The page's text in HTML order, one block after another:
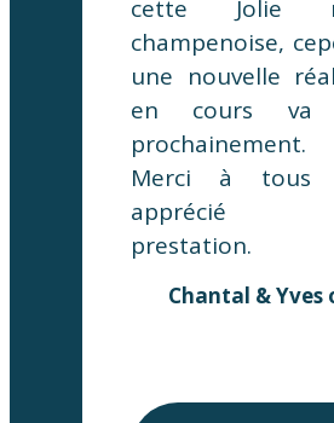
cette Jolie
champenoise,
une nouvelle
en cours va
prochainement.
Merci à tous
apprécié
prestation.
Chantal & Yves